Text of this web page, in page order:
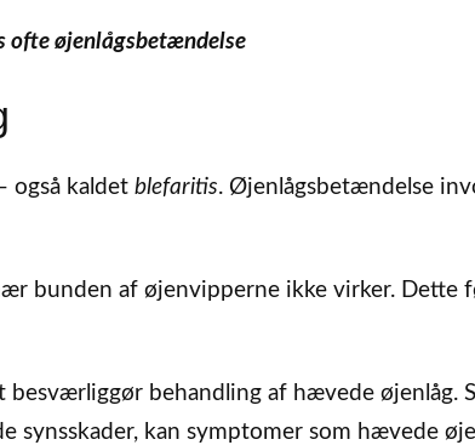
ofte øjenlågsbetændelse
også kaldet blefaritis. Øjenlågsbetændelse
bunden af øjenvipperne ikke virker. Dette
behandling af hævede øjenlåg.
synsskader, kan symptomer som hævede